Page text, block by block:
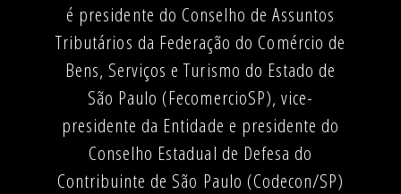
é presidente do Conselho de Assuntos
Tributários da Federação do Comércio de
Bens, Serviços e Turismo do Estado de
São Paulo (FecomercioSP), vice-
presidente da Entidade e presidente do
Conselho Estadual de Defesa do
Contribuinte de São Paulo (Codecon/SP)